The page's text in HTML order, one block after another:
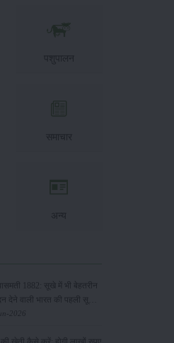
पशुपालन
समाचार
अन्य
1882: सूखे में भी बेहतरीन
देने वाली भारत की पहली सूखा-
बासमती किस्म
2026